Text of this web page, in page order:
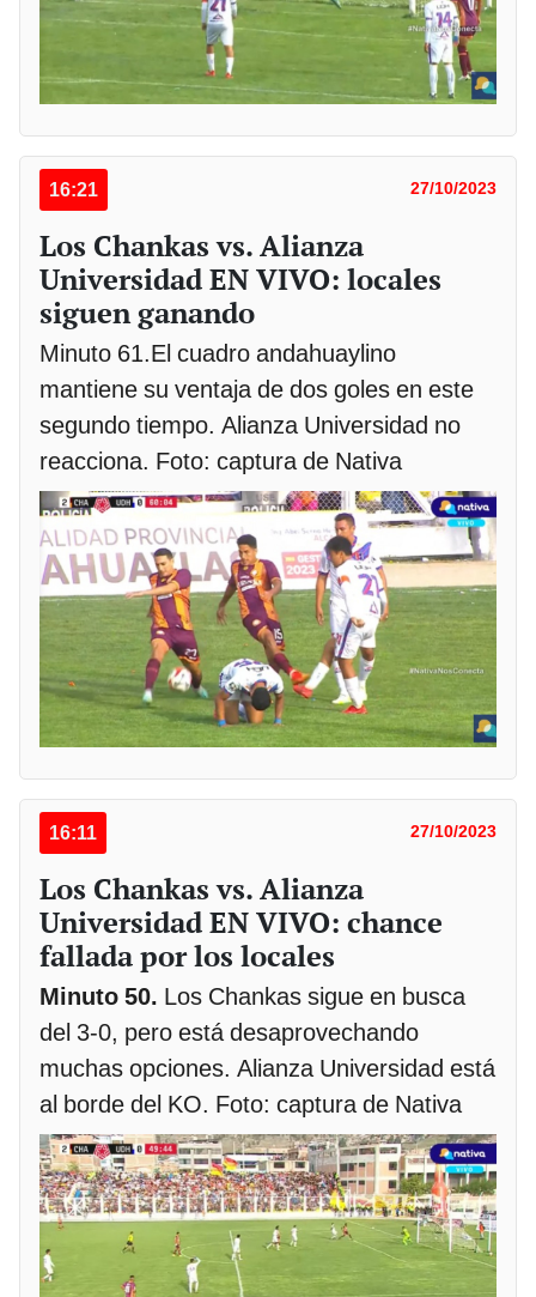
16:21 27/10/2023
Los Chankas vs. Alianza
Universidad EN VIVO: locales
siguen ganando
Minuto 61.El cuadro andahuaylino
mantiene su ventaja de dos goles en este
segundo tiempo. Alianza Universidad no
reacciona. Foto: captura de Nativa
16:11 27/10/2023
Los Chankas vs. Alianza
Universidad EN VIVO: chance
fallada por los locales
Minuto 50. Los Chankas sigue en busca
del 3-0, pero está desaprovechando
muchas opciones. Alianza Universidad está
al borde del KO. Foto: captura de Nativa